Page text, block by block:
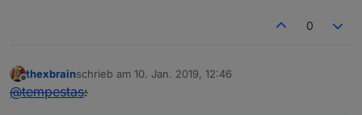
0
Offline
thexbrainschrieb am 10. Jan. 2019, 12:46
zuletzt editiert von
@tempestas: